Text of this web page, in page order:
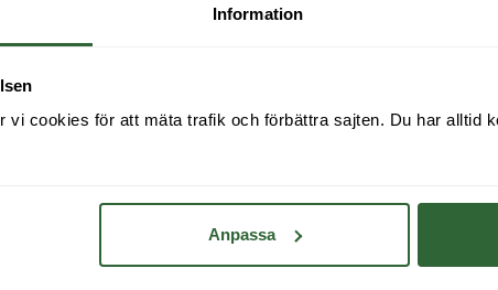
Information
vi cookies för att mäta trafik och förbättra sajten. Du har alltid
Anpassa